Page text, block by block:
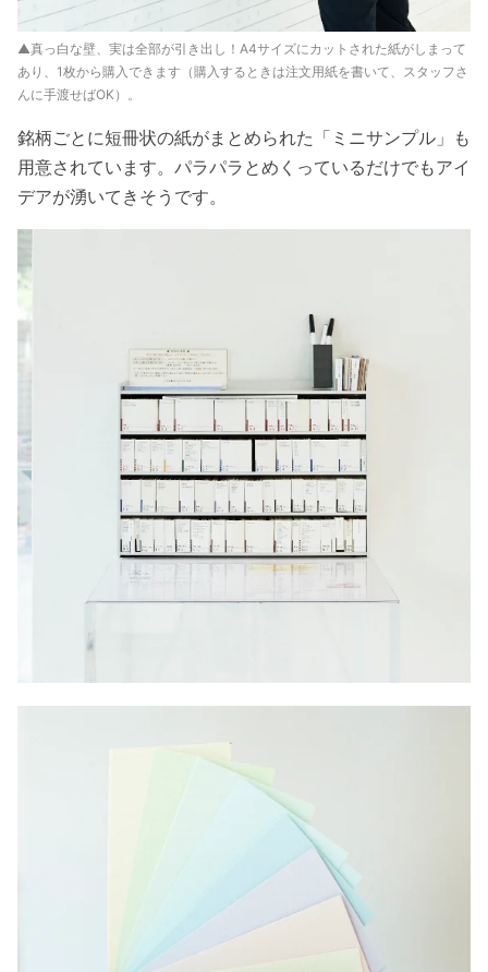
▲真っ白な壁、実は全部が引き出し！A4サイズにカットされた紙がしまって
あり、1枚から購入できます（購入するときは注文用紙を書いて、スタッフさ
んに手渡せばOK）。
銘柄ごとに短冊状の紙がまとめられた「ミニサンプル」も
用意されています。パラパラとめくっているだけでもアイ
デアが湧いてきそうです。